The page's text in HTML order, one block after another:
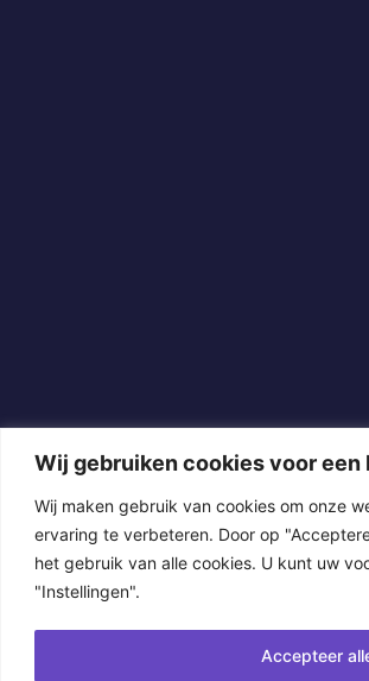
Wij gebruiken cookies voor een
Wij maken gebruik van cookies om onze
ervaring te verbeteren. Door op
het gebruik van alle cookies. U kunt uw
"Instellingen".
Accepteer